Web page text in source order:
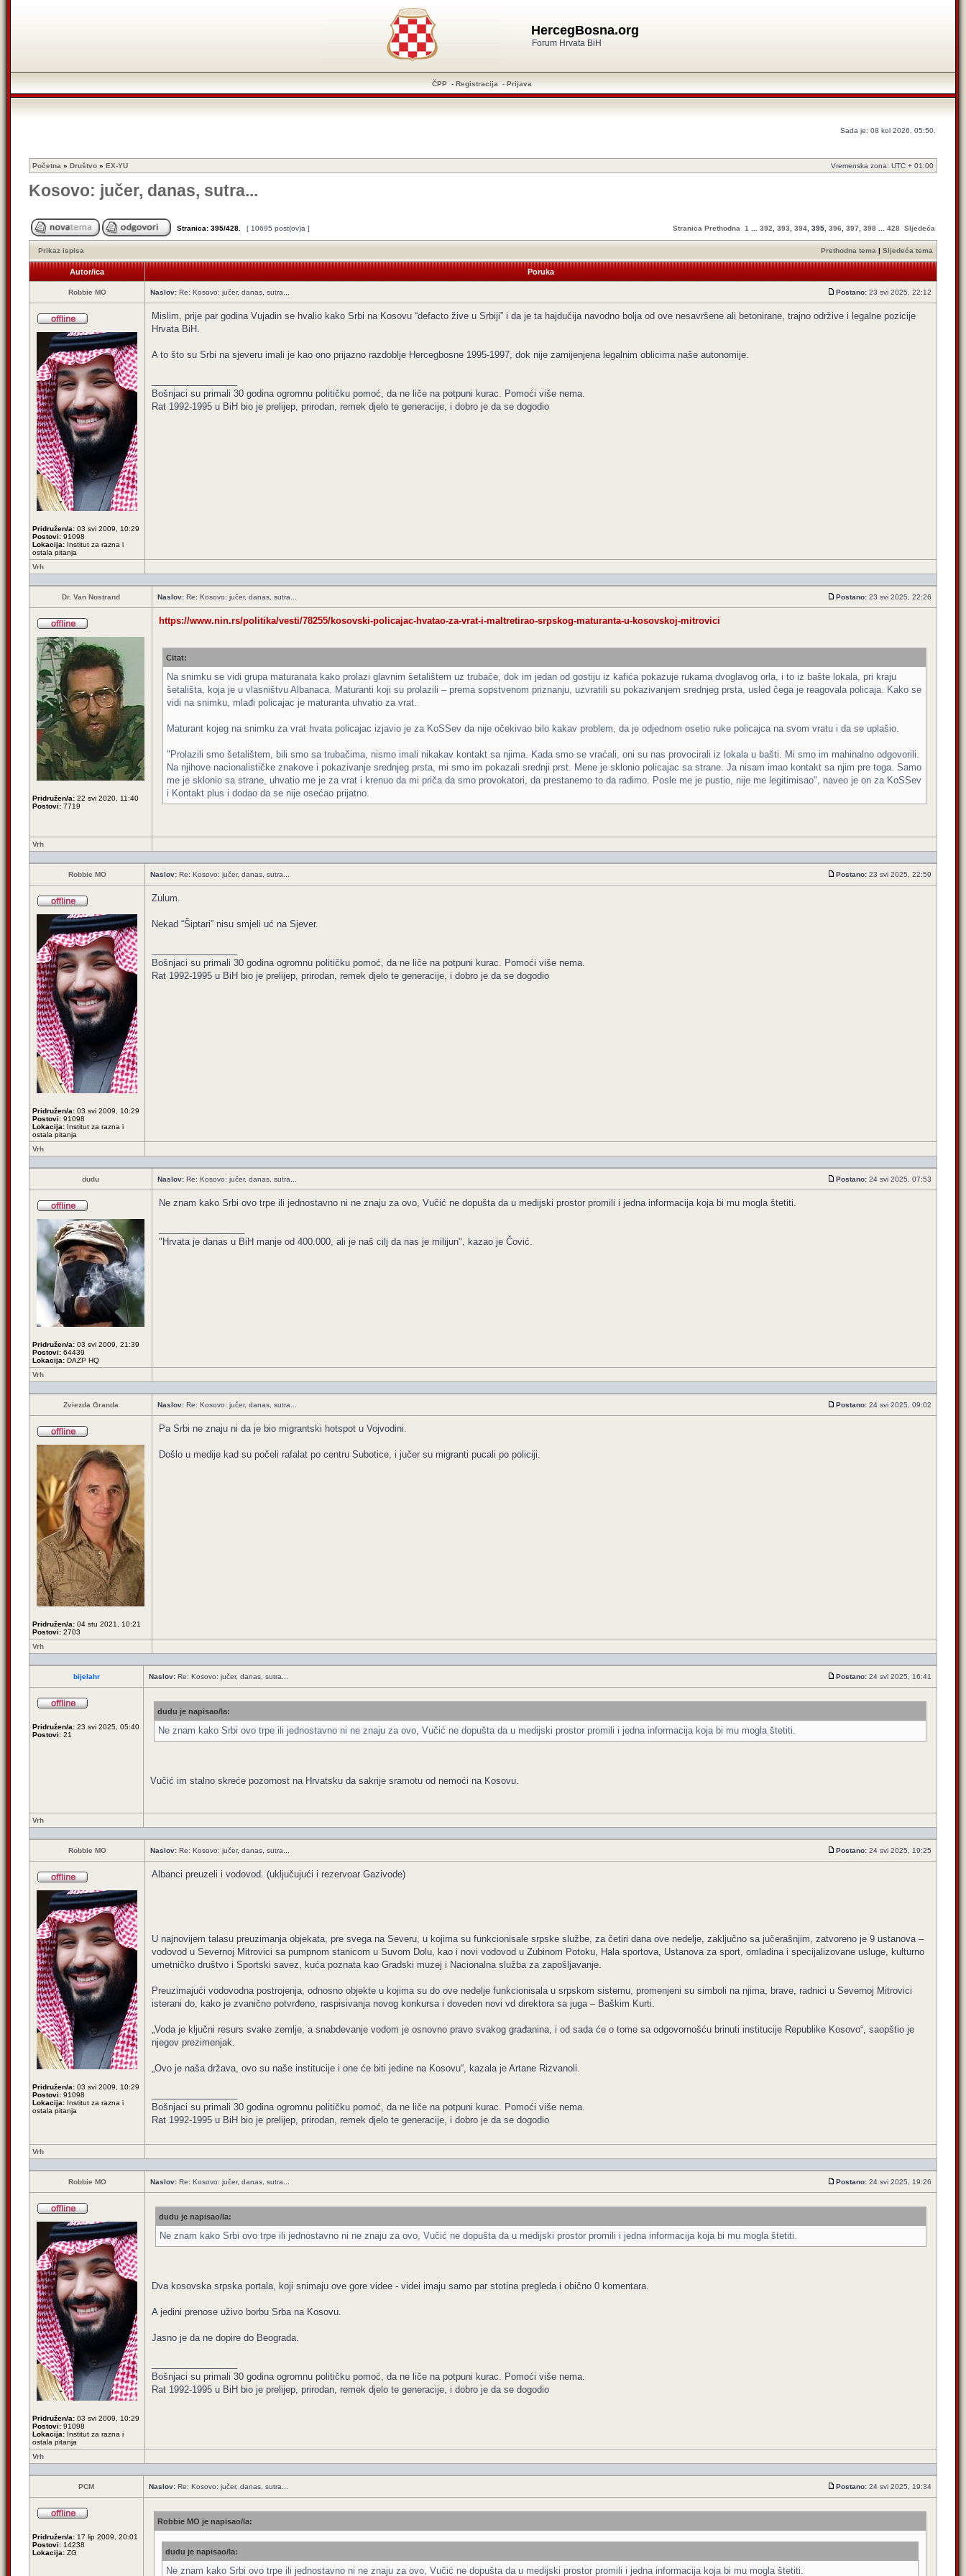
HercegBosna.org
Forum Hrvata BiH
ČPP - Registracija - Prijava
Sada je: 08 kol 2026, 05:50.
Početna » Društvo » EX-YU Vremenska zona: UTC + 01:00
Kosovo: jučer, danas, sutra...
Stranica: 395/428 [ 10695 post(ov)a ] Stranica Prethodna 1 392 393 394 395 396 397 398 428 Sljedeća
Prikaz ispisa Prethodna tema | Sljedeća tema
Autor/ica Poruka
Robbie MO Naslov: Re: Kosovo: jučer, danas, sutra... Postano: 23 svi 2025, 22:12
Pridružen/a: 03 svi 2009, 10:29
Postovi: 91098
Lokacija: Institut za razna i
ostala pitanja
Mislim, prije par godina Vujadin se hvalio kako Srbi na Kosovu “defacto žive u Srbiji” i da je ta hajdučija navodno bolja od ove nesavršene ali betonirane, trajno održive i legalne pozicije
Hrvata BiH.
A to što su Srbi na sjeveru imali je kao ono prijazno razdoblje Hercegbosne 1995-1997, dok nije zamijenjena legalnim oblicima naše autonomije.
Bošnjaci su primali 30 godina ogromnu političku pomoć, da ne liče na potpuni kurac. Pomoći više nema.
Rat 1992-1995 u BiH bio je prelijep, prirodan, remek djelo te generacije, i dobro je da se dogodio
Vrh
Dr. Van Nostrand Naslov: Re: Kosovo: jučer, danas, sutra... Postano: 23 svi 2025, 22:26
Pridružen/a: 22 svi 2020, 11:40
Postovi: 7719
https://www.nin.rs/politika/vesti/78255/kosovski-policajac-hvatao-za-vrat-i-maltretirao-srpskog-maturanta-u-kosovskoj-mitrovici
Citat:
Na snimku se vidi grupa maturanata kako prolazi glavnim šetalištem uz trubače, dok im jedan od gostiju iz kafića pokazuje rukama dvoglavog orla, i to iz bašte lokala, pri kraju
šetališta, koja je u vlasništvu Albanaca. Maturanti koji su prolazili – prema sopstvenom priznanju, uzvratili su pokazivanjem srednjeg prsta, usled čega je reagovala policaja. Kako se
vidi na snimku, mlađi policajac je maturanta uhvatio za vrat.
Maturant kojeg na snimku za vrat hvata policajac izjavio je za KoSSev da nije očekivao bilo kakav problem, da je odjednom osetio ruke policajca na svom vratu i da se uplašio.
"Prolazili smo šetalištem, bili smo sa trubačima, nismo imali nikakav kontakt sa njima. Kada smo se vraćali, oni su nas provocirali iz lokala u bašti. Mi smo im mahinalno odgovorili.
Na njihove nacionalističke znakove i pokazivanje srednjeg prsta, mi smo im pokazali srednji prst. Mene je sklonio policajac sa strane. Ja nisam imao kontakt sa njim pre toga. Samo
me je sklonio sa strane, uhvatio me je za vrat i krenuo da mi priča da smo provokatori, da prestanemo to da radimo. Posle me je pustio, nije me legitimisao", naveo je on za KoSSev
i Kontakt plus i dodao da se nije osećao prijatno.
Vrh
Robbie MO Naslov: Re: Kosovo: jučer, danas, sutra... Postano: 23 svi 2025, 22:59
Pridružen/a: 03 svi 2009, 10:29
Postovi: 91098
Lokacija: Institut za razna i
ostala pitanja
Zulum.
Nekad “Šiptari” nisu smjeli uć na Sjever.
Bošnjaci su primali 30 godina ogromnu političku pomoć, da ne liče na potpuni kurac. Pomoći više nema.
Rat 1992-1995 u BiH bio je prelijep, prirodan, remek djelo te generacije, i dobro je da se dogodio
Vrh
dudu Naslov: Re: Kosovo: jučer, danas, sutra... Postano: 24 svi 2025, 07:53
Pridružen/a: 03 svi 2009, 21:39
Postovi: 64439
Lokacija: DAZP HQ
Ne znam kako Srbi ovo trpe ili jednostavno ni ne znaju za ovo, Vučić ne dopušta da u medijski prostor promili i jedna informacija koja bi mu mogla štetiti.
"Hrvata je danas u BiH manje od 400.000, ali je naš cilj da nas je milijun", kazao je Čović.
Vrh
Zviezda Granda Naslov: Re: Kosovo: jučer, danas, sutra... Postano: 24 svi 2025, 09:02
Pridružen/a: 04 stu 2021, 10:21
Postovi: 2703
Pa Srbi ne znaju ni da je bio migrantski hotspot u Vojvodini.
Došlo u medije kad su počeli rafalat po centru Subotice, i jučer su migranti pucali po policiji.
Vrh
bijelahr Naslov: Re: Kosovo: jučer, danas, sutra... Postano: 24 svi 2025, 16:41
Pridružen/a: 23 svi 2025, 05:40
Postovi: 21
dudu je napisao/la:
Ne znam kako Srbi ovo trpe ili jednostavno ni ne znaju za ovo, Vučić ne dopušta da u medijski prostor promili i jedna informacija koja bi mu mogla štetiti.
Vučić im stalno skreće pozornost na Hrvatsku da sakrije sramotu od nemoći na Kosovu.
Vrh
Robbie MO Naslov: Re: Kosovo: jučer, danas, sutra... Postano: 24 svi 2025, 19:25
Pridružen/a: 03 svi 2009, 10:29
Postovi: 91098
Lokacija: Institut za razna i
ostala pitanja
Albanci preuzeli i vodovod. (uključujući i rezervoar Gazivode)
U najnovijem talasu preuzimanja objekata, pre svega na Severu, u kojima su funkcionisale srpske službe, za četiri dana ove nedelje, zaključno sa jučerašnjim, zatvoreno je 9 ustanova –
vodovod u Severnoj Mitrovici sa pumpnom stanicom u Suvom Dolu, kao i novi vodovod u Zubinom Potoku, Hala sportova, Ustanova za sport, omladina i specijalizovane usluge, kulturno
umetničko društvo i Sportski savez, kuća poznata kao Gradski muzej i Nacionalna služba za zapošljavanje.
Preuzimajući vodovodna postrojenja, odnosno objekte u kojima su do ove nedelje funkcionisala u srpskom sistemu, promenjeni su simboli na njima, brave, radnici u Severnoj Mitrovici
isterani do, kako je zvanično potvrđeno, raspisivanja novog konkursa i doveden novi vd direktora sa juga – Baškim Kurti.
„Voda je ključni resurs svake zemlje, a snabdevanje vodom je osnovno pravo svakog građanina, i od sada će o tome sa odgovornošću brinuti institucije Republike Kosovo“, saopštio je
njegov prezimenjak.
„Ovo je naša država, ovo su naše institucije i one će biti jedine na Kosovu“, kazala je Artane Rizvanoli.
Bošnjaci su primali 30 godina ogromnu političku pomoć, da ne liče na potpuni kurac. Pomoći više nema.
Rat 1992-1995 u BiH bio je prelijep, prirodan, remek djelo te generacije, i dobro je da se dogodio
Vrh
Robbie MO Naslov: Re: Kosovo: jučer, danas, sutra... Postano: 24 svi 2025, 19:26
Pridružen/a: 03 svi 2009, 10:29
Postovi: 91098
Lokacija: Institut za razna i
ostala pitanja
dudu je napisao/la:
Ne znam kako Srbi ovo trpe ili jednostavno ni ne znaju za ovo, Vučić ne dopušta da u medijski prostor promili i jedna informacija koja bi mu mogla štetiti.
Dva kosovska srpska portala, koji snimaju ove gore videe - videi imaju samo par stotina pregleda i obično 0 komentara.
A jedini prenose uživo borbu Srba na Kosovu.
Jasno je da ne dopire do Beograda.
Bošnjaci su primali 30 godina ogromnu političku pomoć, da ne liče na potpuni kurac. Pomoći više nema.
Rat 1992-1995 u BiH bio je prelijep, prirodan, remek djelo te generacije, i dobro je da se dogodio
Vrh
PCM Naslov: Re: Kosovo: jučer, danas, sutra... Postano: 24 svi 2025, 19:34
Pridružen/a: 17 lip 2009, 20:01
Postovi: 14238
Lokacija: ZG
Robbie MO je napisao/la:
dudu je napisao/la:
Ne znam kako Srbi ovo trpe ili jednostavno ni ne znaju za ovo, Vučić ne dopušta da u medijski prostor promili i jedna informacija koja bi mu mogla štetiti.